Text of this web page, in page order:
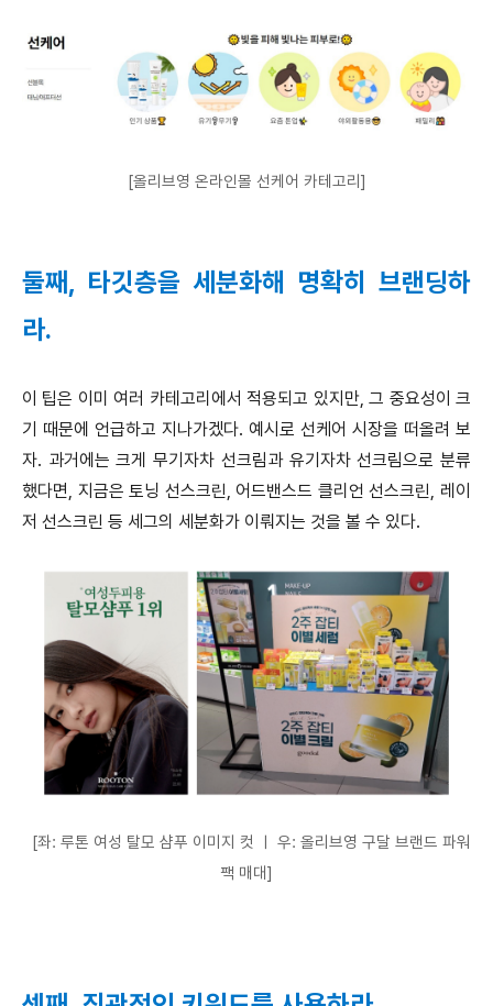
[올리브영 온라인몰 선케어 카테고리]
둘째, 타깃층을 세분화해 명확히 브랜딩하
라.
이 팁은 이미 여러 카테고리에서 적용되고 있지만, 그 중요성이 크
기 때문에 언급하고 지나가겠다. 예시로 선케어 시장을 떠올려 보
자. 과거에는 크게 무기자차 선크림과 유기자차 선크림으로 분류
했다면, 지금은 토닝 선스크린, 어드밴스드 클리언 선스크린, 레이
저 선스크린 등 세그의 세분화가 이뤄지는 것을 볼 수 있다.
[좌: 루톤 여성 탈모 샴푸 이미지 컷 ㅣ 우: 올리브영 구달 브랜드 파워
팩 매대]